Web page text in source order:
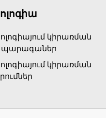
կիրառման
պարագաներ
կիրառման